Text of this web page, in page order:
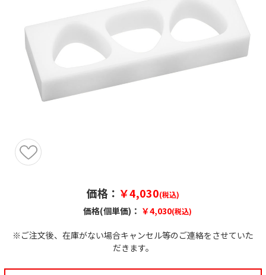
価格： ￥4,030(税込)
価格(個単価)： ￥4,030(税込)
※ご注文後、在庫がない場合キャンセル等のご連絡をさせていた
だきます。